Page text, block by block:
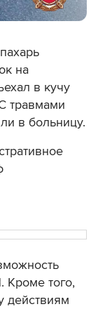
на
в кучу
травмами
в больницу.
Кроме того,
действиям